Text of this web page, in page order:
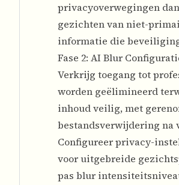
privacyoverwegingen
gezichten van niet-
informatie die
Fase 2: AI Blur
Verkrijg toegang tot
worden geëlimineerd
inhoud veilig, met
bestandsverwijdering na
Configureer privacy-
voor uitgebreide
pas blur